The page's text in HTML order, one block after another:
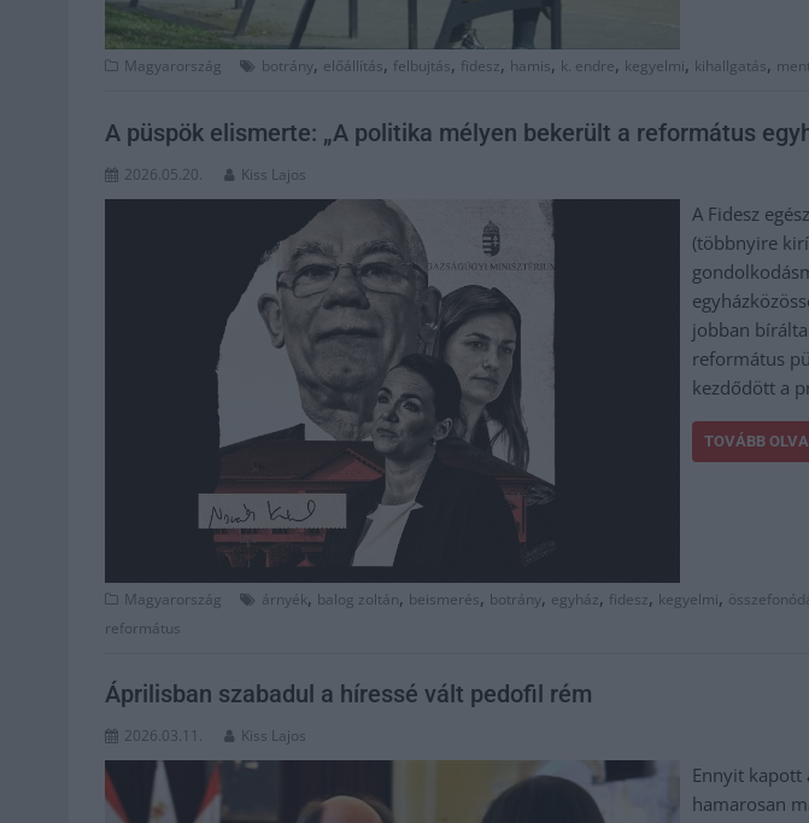
Magyarország botrány, előállítás, felbujtás, fidesz, hamis, k. endre, kegyelmi, kihallgatás,
A püspök elismerte: „A politika mélyen bekerült a református
2026.05.20. Kiss Lajos
A Fidesz
(többnyire
jobban
református
kezdődött a
TOVÁBB
Magyarország árnyék, balog zoltán, beismerés, botrány, egyház, fidesz, kegyelmi,
református
Áprilisban szabadul a híressé vált pedofil rém
2026.03.11. Kiss Lajos
Ennyit kapott
hamarosan